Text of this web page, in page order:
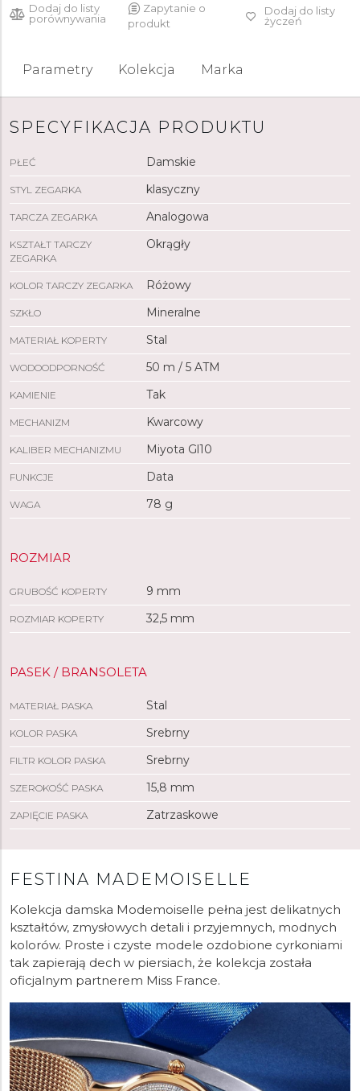
Dodaj do listy
porównywania
Zapytanie o
produkt
Dodaj do listy
życzeń
Parametry Kolekcja Marka
SPECYFIKACJA PRODUKTU
PŁEĆ Damskie
STYL ZEGARKA klasyczny
TARCZA ZEGARKA Analogowa
KSZTAŁT TARCZY
ZEGARKA
Okrągły
KOLOR TARCZY ZEGARKA Różowy
SZKŁO Mineralne
MATERIAŁ KOPERTY Stal
WODOODPORNOŚĆ 50 m / 5 ATM
KAMIENIE Tak
MECHANIZM Kwarcowy
KALIBER MECHANIZMU Miyota Gl10
FUNKCJE Data
WAGA 78 g
ROZMIAR
GRUBOŚĆ KOPERTY 9 mm
ROZMIAR KOPERTY 32,5 mm
PASEK / BRANSOLETA
MATERIAŁ PASKA Stal
KOLOR PASKA Srebrny
FILTR KOLOR PASKA Srebrny
SZEROKOŚĆ PASKA 15,8 mm
ZAPIĘCIE PASKA Zatrzaskowe
FESTINA MADEMOISELLE
Kolekcja damska Modemoiselle pełna jest delikatnych
kształtów, zmysłowych detali i przyjemnych, modnych
kolorów. Proste i czyste modele ozdobione cyrkoniami
tak zapierają dech w piersiach, że kolekcja została
oficjalnym partnerem Miss France.